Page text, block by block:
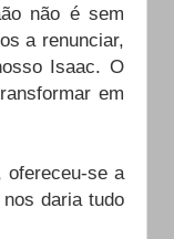
não é sem
a renunciar,
Isaac. O
em
ofereceu-se a
daria tudo